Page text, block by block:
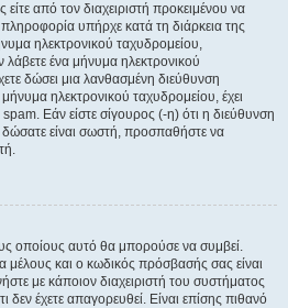
είτε από τον διαχειριστή προκειμένου να
υπήρχε κατά τη διάρκεια της
ηλεκτρονικού ταχυδρομείου,
λάβετε ένα μήνυμα ηλεκτρονικού
δώσει μια λανθασμένη διεύθυνση
ηλεκτρονικού ταχυδρομείου, έχει
Εάν είστε σίγουρος (-η) ότι η διεύθυνση
είναι σωστή, προσπαθήστε να
οποίους αυτό θα μπορούσε να συμβεί.
μέλους και ο κωδικός πρόσβασής σας είναι
με κάποιον διαχειριστή του συστήματος
δεν έχετε απαγορευθεί. Είναι επίσης πιθανό